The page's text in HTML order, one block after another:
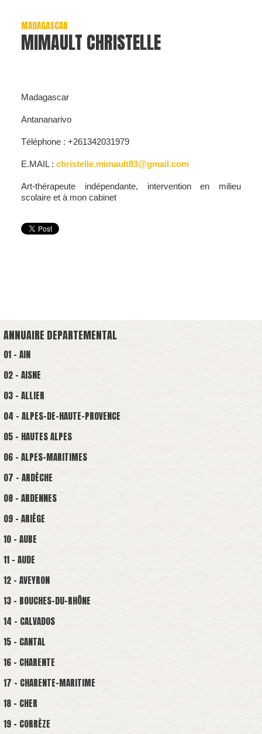
ANNUAIRE DEPARTEMENTAL
01 - AIN
02 - AISNE
03 - ALLIER
04 - ALPES-DE-HAUTE-PROVENCE
05 - HAUTES ALPES
06 - ALPES-MARITIMES
07 - ARDÈCHE
08 - ARDENNES
09 - ARIÈGE
10 - AUBE
11 - AUDE
12 - AVEYRON
13 - BOUCHES-DU-RHÔNE
14 - CALVADOS
15 - CANTAL
16 - CHARENTE
17 - CHARENTE-MARITIME
18 - CHER
19 - CORRÈZE
MADAGASCAR
MIMAULT CHRISTELLE
Madagascar
Antananarivo
Téléphone : +261342031979
E.MAIL : christelle.mimault83@gmail.com
Art-thérapeute indépendante, intervention en milieu
scolaire et à mon cabinet